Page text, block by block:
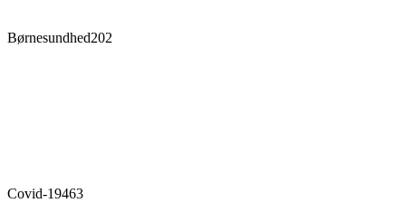
Børnesundhed202
Covid-19463